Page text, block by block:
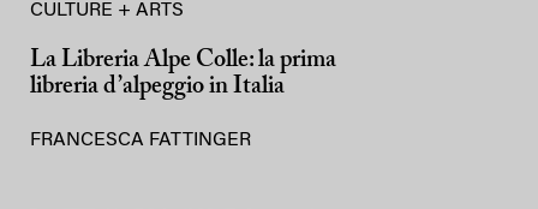
CULTURE + ARTS
La Libreria Alpe Colle: la prima
libreria d’alpeggio in Italia
FRANCESCA FATTINGER